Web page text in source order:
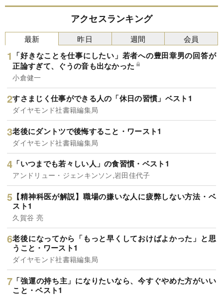
アクセスランキング
最新
「好きなことを仕事にしたい」若者への豊田章男の回答が
正論すぎて、ぐうの音も出なかった
小倉健一
すさまじく仕事ができる人の「休日の習慣」ベスト1
ダイヤモンド社書籍編集局
老後にダントツで後悔すること・ワースト1
ダイヤモンド社書籍編集局
「いつまでも若々しい人」の食習慣・ベスト1
アンドリュー・ジェンキンソン,岩田佳代子
【精神科医が解説】職場の嫌いな人に疲弊しない方法・ベ
スト1
久賀谷 亮
老後になってから「もっと早くしておけばよかった」と思
うこと・ワースト1
ダイヤモンド社書籍編集局
「強運の持ち主」になりたいなら、今すぐやめた方がいい
こと・ベスト1
昨日 週間 会員